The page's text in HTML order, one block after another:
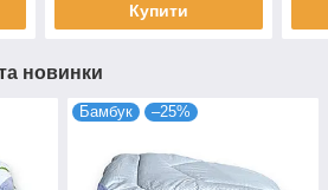
Купити
новинки
Бамбук –25%